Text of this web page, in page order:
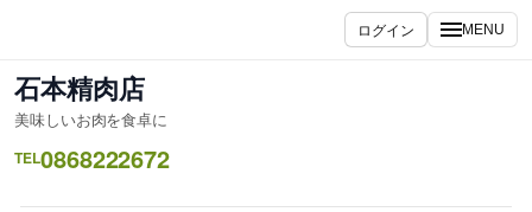
を
ス
キ
ッ
ログイン MENU
石本精肉店
美味しいお肉を食卓に
TEL0868222672